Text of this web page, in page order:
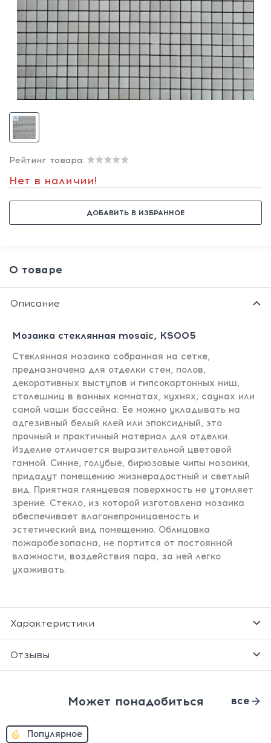
Рейтинг товара:
Нет в наличии!
ДОБАВИТЬ В ИЗБРАННОЕ
О товаре
Описание
Мозаика стеклянная mosaic, KS005
Стеклянная мозаика собранная на сетке,
предназначена для отделки стен, полов,
декоративных выступов и гипсокартонных ниш,
столешниц в ванных комнатах, кухнях, саунах или
самой чаши бассейна. Ее можно укладывать на
адгезивный белый клей или эпоксидный, это
прочный и практичный материал для отделки.
Изделие отличается выразительной цветовой
гаммой. Синие, голубые, бирюзовые чипы мозаики,
придадут помещению жизнерадостный и светлый
вид. Приятная глянцевая поверхность не утомляет
зрение. Стекло, из которой изготовлена мозаика
обеспечивает влагонепроницаемость и
эстетический вид помещению. Облицовка
пожаробезопасна, не портится от постоянной
влажности, воздействия пара, за ней легко
ухаживать.
Характеристики
Отзывы
Может понадобиться все
Популярное